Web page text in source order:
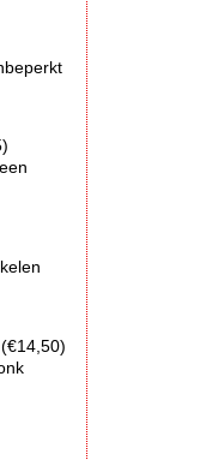
(€14,50)